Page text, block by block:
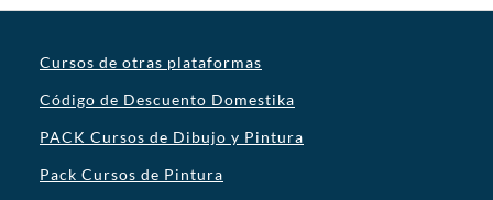
Cursos de otras plataformas
Código de Descuento Domestika
PACK Cursos de Dibujo y Pintura
Pack Cursos de Pintura